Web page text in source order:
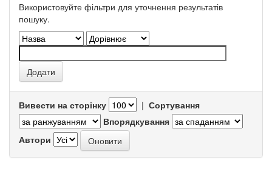
Використовуйте фільтри для уточнення результатів
пошуку.
Вивести на сторінку | Сортування
Впорядкування
Автори